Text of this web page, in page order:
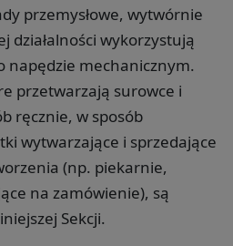
przemysłowe, wytwórnie
działalności wykorzystują
napędzie mechanicznym.
przetwarzają surowce i
ręcznie, w sposób
wytwarzające i sprzedające
(np. piekarnie,
na zamówienie), są
Sekcji.